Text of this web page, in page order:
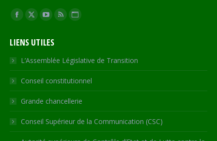
Trouvez nous sur :
Facebook
opens
in
new
window
X
opens
in
new
window
YouTube
opens
in
new
window
RSS
in
new
window
Site
opens
in
new
LIENS UTILES
L’Assemblée Législative de Transition
Conseil constitutionnel
Grande chancellerie
Conseil Supérieur de la Communication (CSC)